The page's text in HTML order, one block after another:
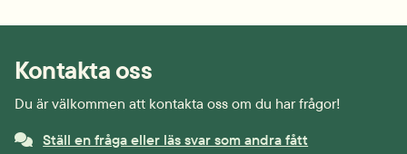
Kontakta oss
Du är välkommen att kontakta oss om du har frågor!
Ställ en fråga eller läs svar som andra fått